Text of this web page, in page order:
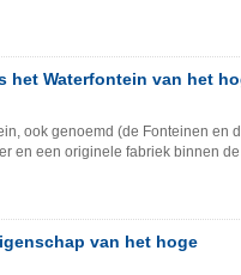
het Waterfontein van het
ook genoemd (de Fonteinen en
en een originele fabriek binnen
van het hoge